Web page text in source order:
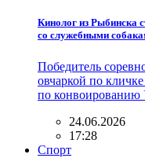
Кинолог из Рыбинска
со служебными
Победитель
овчаркой по
по
24.06.2026
17:28
Спорт